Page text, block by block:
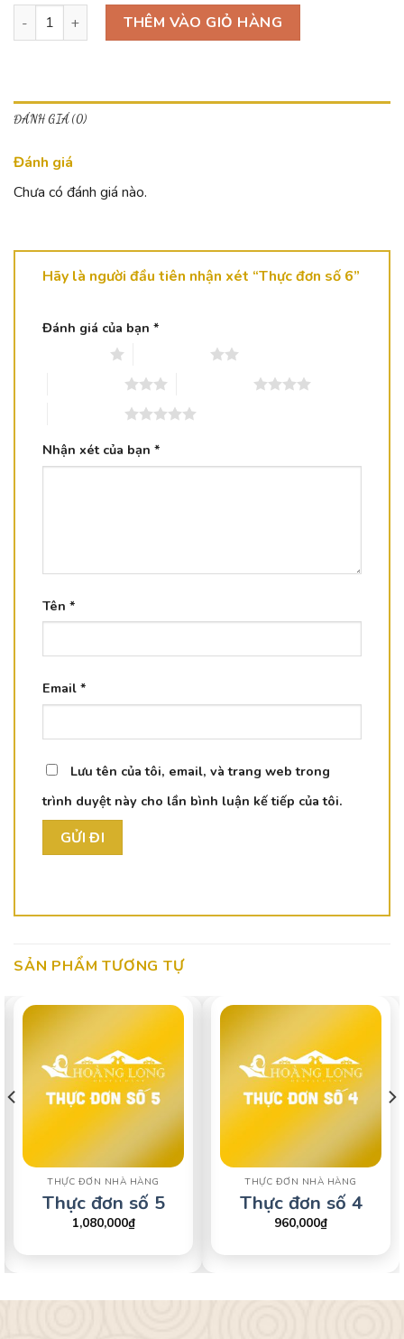
Thực đơn số 6 số lượngTHÊM VÀO GIỎ HÀNG
ĐÁNH GIÁ (0)
Đánh giá
Chưa có đánh giá nào.
Hãy là người đầu tiên nhận xét “Thực đơn số 6”
Đánh giá của bạn *
Nhận xét của bạn *
Tên *
Email *
Lưu tên của tôi, email, và trang web trong
trình duyệt này cho lần bình luận kế tiếp của tôi.
SẢN PHẨM TƯƠNG TỰ
THỰC ĐƠN NHÀ HÀNG
Thực đơn số 5
1,080,000₫
THỰC ĐƠN NHÀ HÀNG
Thực đơn số 4
960,000₫